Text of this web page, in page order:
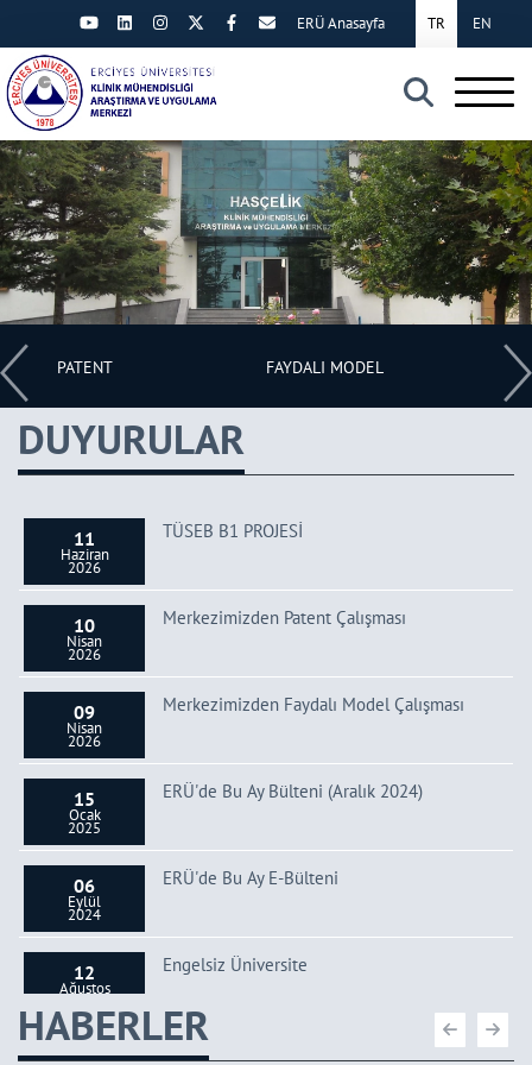
×
TR EN
ERÜ Anasayfa
PATENT FAYDALI MODEL
DUYURULAR
11
Haziran
2026
TÜSEB B1 PROJESİ
10
Nisan
2026
Merkezimizden Patent Çalışması
09
Nisan
2026
Merkezimizden Faydalı Model Çalışması
15
Ocak
2025
ERÜ'de Bu Ay Bülteni (Aralık 2024)
06
Eylül
2024
ERÜ'de Bu Ay E-Bülteni
12
Ağustos
Engelsiz Üniversite
17
TÜBİTAK 1001 2024 yılı 2. Dönem Başvuru
HABERLER